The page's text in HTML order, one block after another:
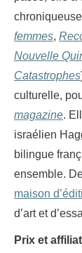
femmes,
Nouvelle
Catastrophes
culturelle,
magazine.
israélien
bilingue
ensemble.
maison
d’art et
Prix et